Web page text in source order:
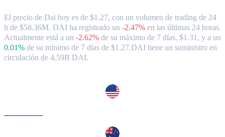
El precio de Dai hoy es de $1.27, con un volumen de trading de 24
h de $58.36M. DAI ha registrado un -2.47% en las últimas 24 horas.
Actualmente está a un -2.62% de su máximo de 7 días, $1.31, y a un
0.01% de su mínimo de 7 días de $1.27.DAI tiene un suministro en
circulación de 4.59B DAI.